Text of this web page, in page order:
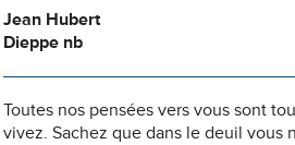
Jean Hubert
Dieppe nb
Toutes nos pensées vers vous sont
vivez. Sachez que dans le deuil vous